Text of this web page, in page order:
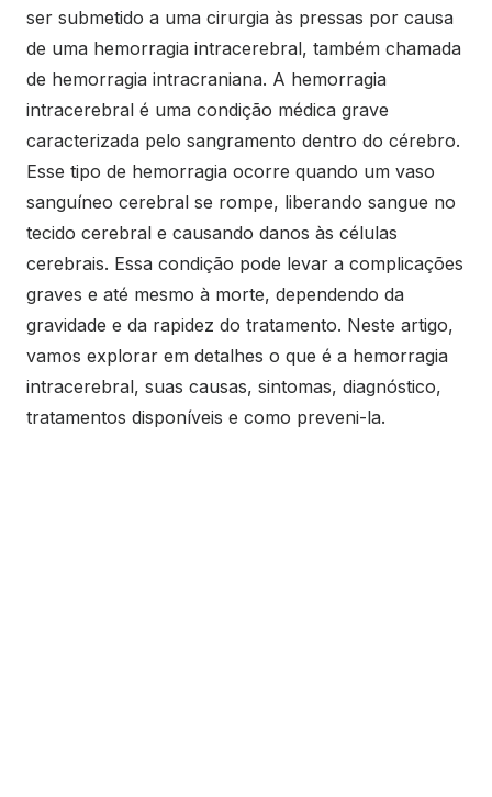
ser submetido a uma cirurgia às pressas por causa
de uma hemorragia intracerebral, também chamada
de hemorragia intracraniana. A hemorragia
intracerebral é uma condição médica grave
caracterizada pelo sangramento dentro do cérebro.
Esse tipo de hemorragia ocorre quando um vaso
sanguíneo cerebral se rompe, liberando sangue no
tecido cerebral e causando danos às células
cerebrais. Essa condição pode levar a complicações
graves e até mesmo à morte, dependendo da
gravidade e da rapidez do tratamento. Neste artigo,
vamos explorar em detalhes o que é a hemorragia
intracerebral, suas causas, sintomas, diagnóstico,
tratamentos disponíveis e como preveni-la.